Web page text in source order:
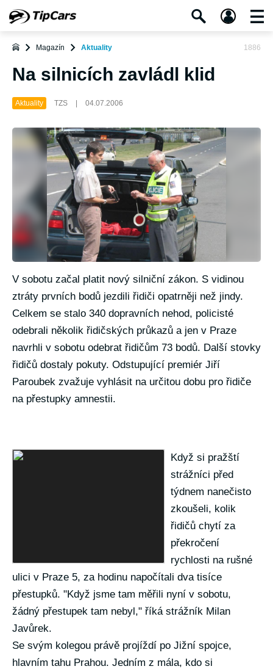
Magazín Aktuality 1886
Na silnicích zavládl klid
Aktuality TZS 04.07.2006
V sobotu začal platit nový silniční zákon. S vidinou
ztráty prvních bodů jezdili řidiči opatrněji než jindy.
Celkem se stalo 340 dopravních nehod, policisté
odebrali několik řidičských průkazů a jen v Praze
navrhli v sobotu odebrat řidičům 73 bodů. Další stovky
řidičů dostaly pokuty. Odstupující premiér Jiří
Paroubek zvažuje vyhlásit na určitou dobu pro řidiče
na přestupky amnestii.
Když si pražští
strážníci před
týdnem nanečisto
zkoušeli, kolik
řidičů chytí za
překročení
rychlosti na rušné
ulici v Praze 5, za hodinu napočítali dva tisíce
přestupků. "Když jsme tam měřili nyní v sobotu,
žádný přestupek tam nebyl," říká strážník Milan
Javůrek.
Se svým kolegou právě projíždí po Jižní spojce,
hlavním tahu Prahou. Jedním z mála, kdo si